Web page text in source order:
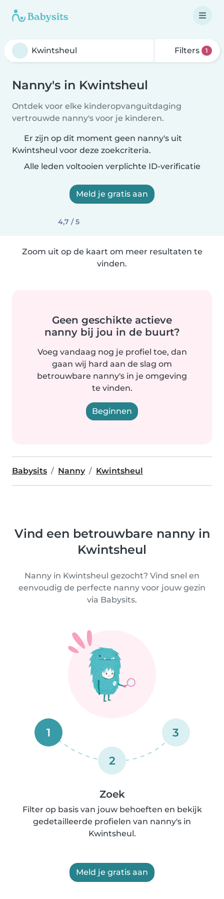
Filters 1
Nanny's in Kwintsheul
Ontdek voor elke kinderopvanguitdaging
vertrouwde nanny's voor je kinderen.
Er zijn op dit moment geen nanny's uit
Kwintsheul voor deze zoekcriteria.
Alle leden voltooien verplichte ID-verificatie
Meld je gratis aan
4,7 / 5
Zoom uit op de kaart om meer resultaten te
vinden.
Geen geschikte actieve
nanny bij jou in de buurt?
Voeg vandaag nog je profiel toe, dan
gaan wij hard aan de slag om
betrouwbare nanny's in je omgeving
te vinden.
Beginnen
Babysits Nanny Kwintsheul
Vind een betrouwbare nanny in
Kwintsheul
Nanny in Kwintsheul gezocht? Vind snel en
eenvoudig de perfecte nanny voor jouw gezin
via Babysits.
1
2
3
Zoek
Filter op basis van jouw behoeften en bekijk
gedetailleerde profielen van nanny's in
Kwintsheul.
Meld je gratis aan